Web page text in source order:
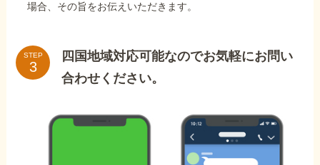
場合、その旨をお伝えいただきます。
STEP
四国地域対応可能なのでお気軽にお問い
合わせください。